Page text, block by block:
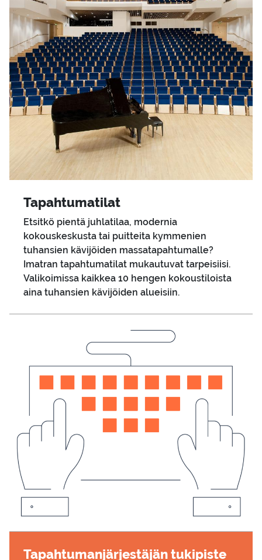
Ta­pah­tu­ma­ti­lat
Etsitkö pientä juhlatilaa, modernia
kokouskeskusta tai puitteita kymmenien
tuhansien kävijöiden massatapahtumalle?
Imatran tapahtumatilat mukautuvat tarpeisiisi.
Valikoimissa kaikkea 10 hengen kokoustiloista
aina tuhansien kävijöiden alueisiin.
Ta­pah­tu­man­jär­jes­tä­jän tu­ki­pis­te